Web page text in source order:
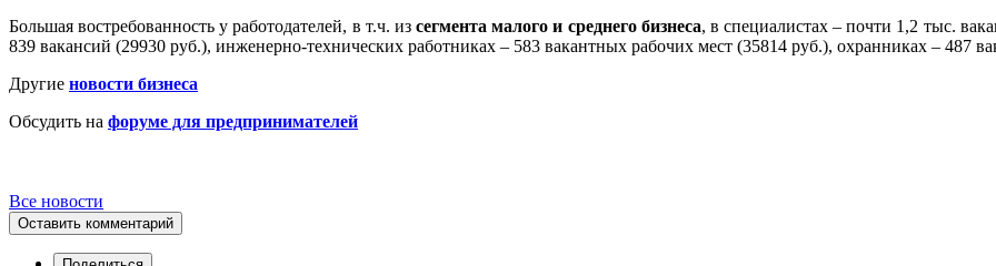
Большая востребованность у работодателей, в т.ч. изсегмента малого и среднего бизнеса, в специалистах – почти 1,2 тыс.
839 вакансий (29930 руб.), инженерно-технических работниках – 583 вакантных рабочих мест (35814 руб.), охранниках – 487
Другие новости бизнеса
Обсудить на форуме для предпринимателей
Все новости
Оставить комментарий